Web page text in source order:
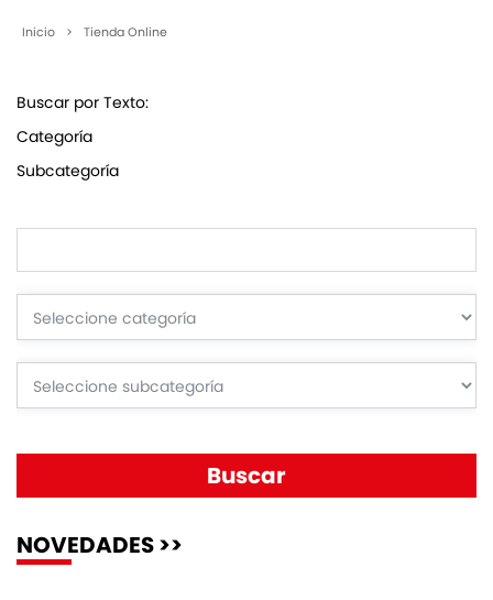
Inicio > Tienda Online
Buscar por Texto:
Categoría
Subcategoría
NOVEDADES >>